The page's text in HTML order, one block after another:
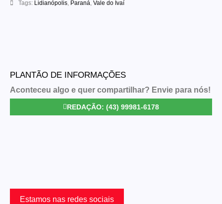
Tags: Lidianópolis, Paraná, Vale do Ivaí
PLANTÃO DE INFORMAÇÕES
Aconteceu algo e quer compartilhar? Envie para nós!
REDAÇÃO: (43) 99981-6178
Estamos nas redes sociais